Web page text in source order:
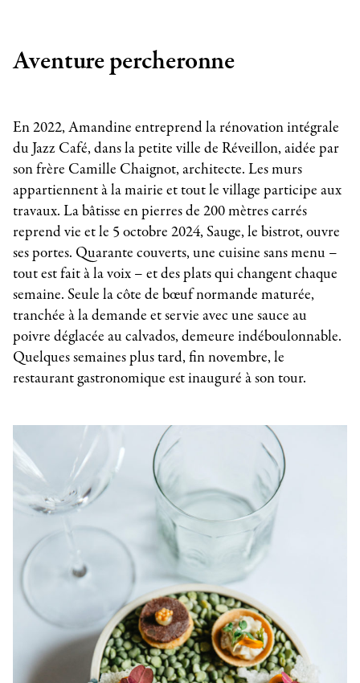
Aventure percheronne
En 2022, Amandine entreprend la rénovation intégrale
du Jazz Café, dans la petite ville de Réveillon, aidée par
son frère Camille Chaignot, architecte. Les murs
appartiennent à la mairie et tout le village participe aux
travaux. La bâtisse en pierres de 200 mètres carrés
reprend vie et le 5 octobre 2024, Sauge, le bistrot, ouvre
ses portes. Quarante couverts, une cuisine sans menu –
tout est fait à la voix – et des plats qui changent chaque
semaine. Seule la côte de bœuf normande maturée,
tranchée à la demande et servie avec une sauce au
poivre déglacée au calvados, demeure indéboulonnable.
Quelques semaines plus tard, fin novembre, le
restaurant gastronomique est inauguré à son tour.